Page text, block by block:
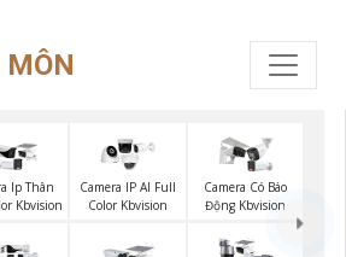
MÔN
Ip Thân
Kbvision
Camera IP AI Full
Color Kbvision
Camera Có Báo
Động Kbvision